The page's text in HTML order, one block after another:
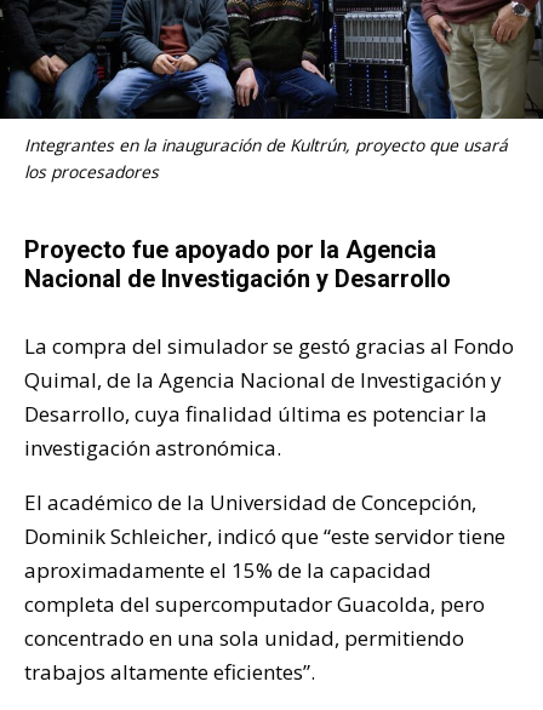
Integrantes en la inauguración de Kultrún, proyecto que usará
los procesadores
Proyecto fue apoyado por la Agencia
Nacional de Investigación y Desarrollo
La compra del simulador se gestó gracias al Fondo
Quimal, de la Agencia Nacional de Investigación y
Desarrollo, cuya finalidad última es potenciar la
investigación astronómica.
El académico de la Universidad de Concepción,
Dominik Schleicher, indicó que “este servidor tiene
aproximadamente el 15% de la capacidad
completa del supercomputador Guacolda, pero
concentrado en una sola unidad, permitiendo
trabajos altamente eficientes”.